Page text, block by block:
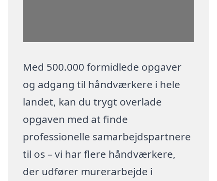
Med 500.000 formidlede opgaver
og adgang til håndværkere i hele
landet, kan du trygt overlade
opgaven med at finde
professionelle samarbejdspartnere
til os – vi har flere håndværkere,
der udfører murerarbejde i